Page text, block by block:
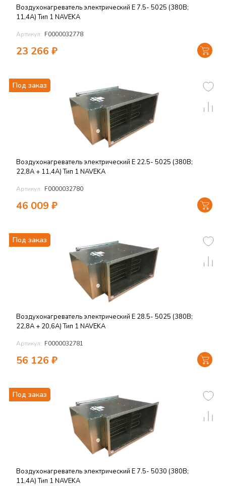
Воздухонагреватель электрический E 7.5- 5025 (380В;
11,4А) Тип 1 NAVEKA
Артикул: F0000032778
23 266 ₽
Под заказ
Воздухонагреватель электрический E 22.5- 5025 (380В;
22,8А + 11,4А) Тип 1 NAVEKA
Артикул: F0000032780
46 009 ₽
Под заказ
Воздухонагреватель электрический E 28.5- 5025 (380В;
22,8А + 20,6А) Тип 1 NAVEKA
Артикул: F0000032781
56 126 ₽
Под заказ
Воздухонагреватель электрический E 7.5- 5030 (380В;
11,4А) Тип 1 NAVEKA